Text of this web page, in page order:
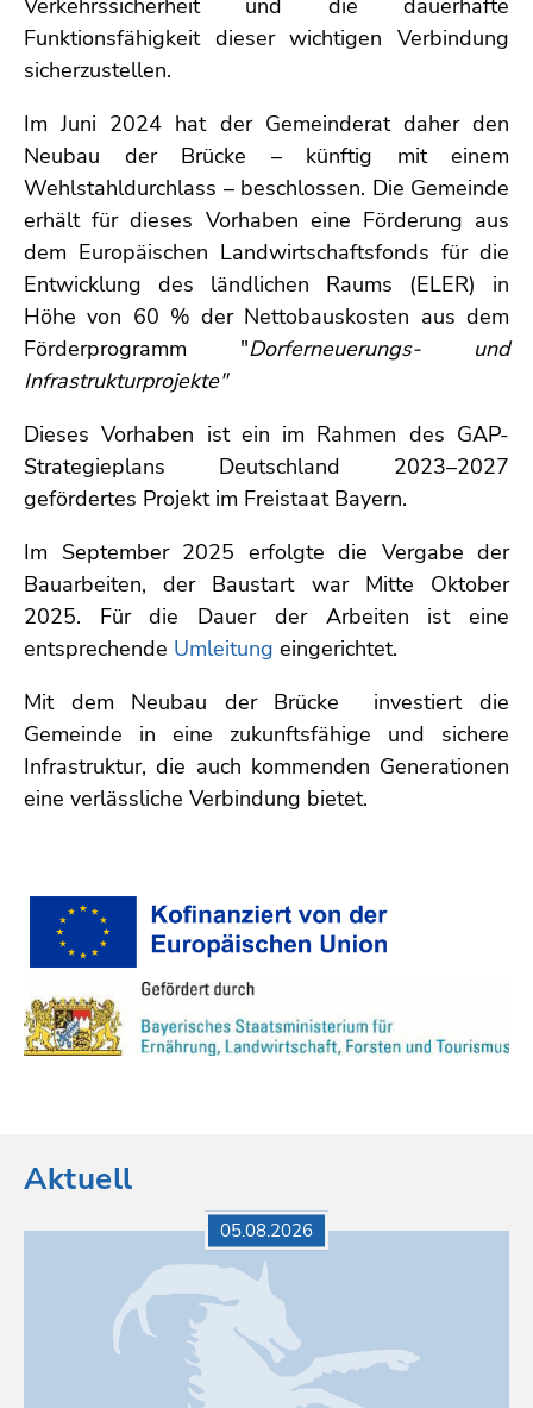
Funktionsfähigkeit dieser wichtigen Verbindung
sicherzustellen.
Im Juni 2024 hat der Gemeinderat daher den
Neubau der Brücke – künftig mit einem
Wehlstahldurchlass – beschlossen. Die Gemeinde
erhält für dieses Vorhaben eine Förderung aus
dem Europäischen Landwirtschaftsfonds für die
Entwicklung des ländlichen Raums (ELER) in
Höhe von 60 % der Nettobauskosten aus dem
Förderprogramm "Dorferneuerungs- und
Infrastrukturprojekte"
Dieses Vorhaben ist ein im Rahmen des GAP-
Strategieplans Deutschland 2023–2027
gefördertes Projekt im Freistaat Bayern.
Im September 2025 erfolgte die Vergabe der
Bauarbeiten, der Baustart war Mitte Oktober
2025. Für die Dauer der Arbeiten ist eine
entsprechende Umleitung eingerichtet.
Mit dem Neubau der Brücke investiert die
Gemeinde in eine zukunftsfähige und sichere
Infrastruktur, die auch kommenden Generationen
eine verlässliche Verbindung bietet.
Aktuell
05.08.2026